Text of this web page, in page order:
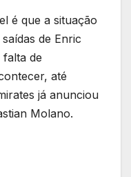
é que a situação
de Enric
de
até
já anunciou
Molano.